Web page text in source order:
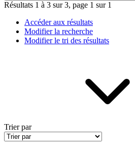
Résultats 1 à 3 sur 3, page 1 sur 1
Accéder aux résultats
Modifier la recherche
Modifier le tri des résultats
Trier par